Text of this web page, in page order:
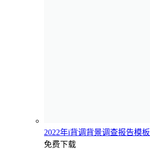
2022年i背调背景调查报告模板
免费下载